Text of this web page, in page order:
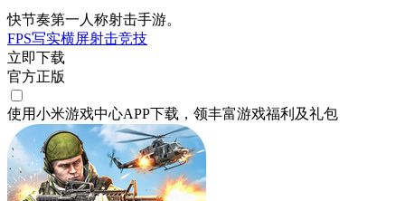
快节奏第一人称射击手游。
FPS写实横屏射击竞技
立即下载
官方正版
使用小米游戏中心APP下载 ，领丰富游戏福利 及礼包